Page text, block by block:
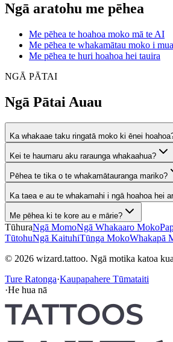
Ngā aratohu me pēhea
Me pēhea te hoahoa moko mā te AI
Me pēhea te whakamātau moko i
Me pēhea te huri hoahoa hei tauira
NGĀ PĀTAI
Ngā Pātai Auau
Ka whakaae taku ringatā moko ki ēnei
Kei te haumaru aku raraunga whakaahua?
Pēhea te tika o te whakamātauranga mariko?
Ka taea e au te whakamahi i ngā hoahoa hei
Me pēhea ki te kore au e mārie?
TūhuraNgā MomoNgā Whakaaro Moko
TūtohuNgā KaituhiTūnga MokoWhakapā
© 2026 wizard.tattoo. Ngā motika katoa
Ture Ratonga·Kaupapahere Tūmataiti
·He hua nā